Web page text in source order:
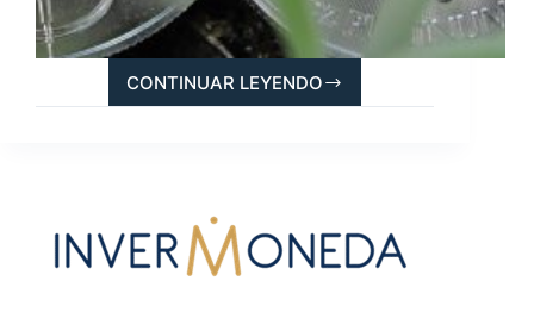
CONTINUAR LEYENDO
GUÍA
PARA
DE
INVERSIÓN